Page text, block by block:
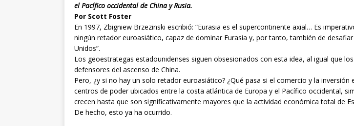
el Pacífico occidental de China y Rusia.
Por Scott Foster
En 1997, Zbigniew Brzezinski escribió: “Eurasia es el supercontinente axial… Es
ningún retador euroasiático, capaz de dominar Eurasia y, por tanto, también de
Unidos”.
Los geoestrategas estadounidenses siguen obsesionados con esta idea, al igual que
defensores del ascenso de China.
Pero, ¿y si no hay un solo retador euroasiático? ¿Qué pasa si el comercio y la inversión
centros de poder ubicados entre la costa atlántica de Europa y el Pacífico occidental,
crecen hasta que son significativamente mayores que la actividad económica total de
De hecho, esto ya ha ocurrido.